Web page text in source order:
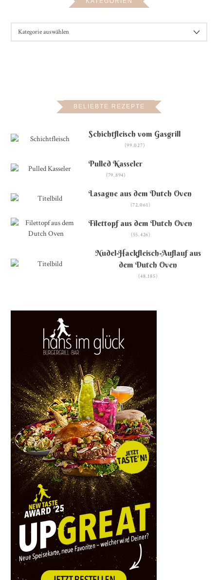
BELIEBTE REZEPTE
Schichtfleisch vom Gasgrill
(99.027)
Pulled Kasseler
(79.894)
Lasagne aus dem Dutch Oven
(72.061)
Filettopf aus dem Dutch Oven
(55.426)
Nudel-Hackfleisch-Auflauf aus
dem Dutch Oven
(48.185)